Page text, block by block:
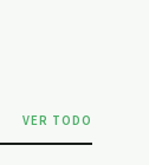
VER TODO